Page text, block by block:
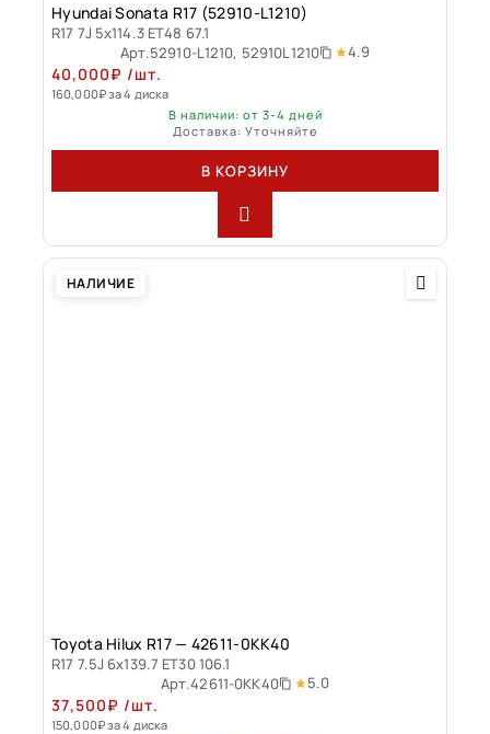
Hyundai Sonata R17 (52910-L1210)
R17 7J 5x114.3 ET48 67.1
Арт.52910-L1210, 52910L1210 4.9
40,000₽ /шт.
160,000₽за 4 диска
В наличии: от 3-4 дней
Доставка: Уточняйте
В КОРЗИНУ
НАЛИЧИЕ
Toyota Hilux R17 — 42611-0KK40
R17 7.5J 6x139.7 ET30 106.1
Арт.42611-0KK40 5.0
37,500₽ /шт.
150,000₽за 4 диска